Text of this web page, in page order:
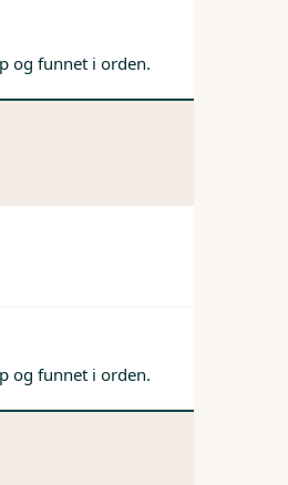
og funnet i orden.
og funnet i orden.